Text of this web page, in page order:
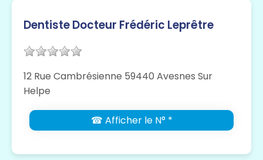
Dentiste Docteur Frédéric Leprêtre
12 Rue Cambrésienne 59440 Avesnes Sur
Helpe
☎ Afficher le N° *